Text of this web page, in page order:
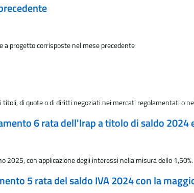
a progetto corrisposte nel mese precedente
di quote o di diritti negoziati nei mercati regolamentati o
6 rata dell'Irap a titolo di saldo
con applicazione degli interessi nella misura dello 1,50%.
5 rata del saldo IVA 2024 con la